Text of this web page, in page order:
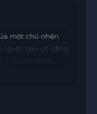
một chú nhện
người bạn cố gắng